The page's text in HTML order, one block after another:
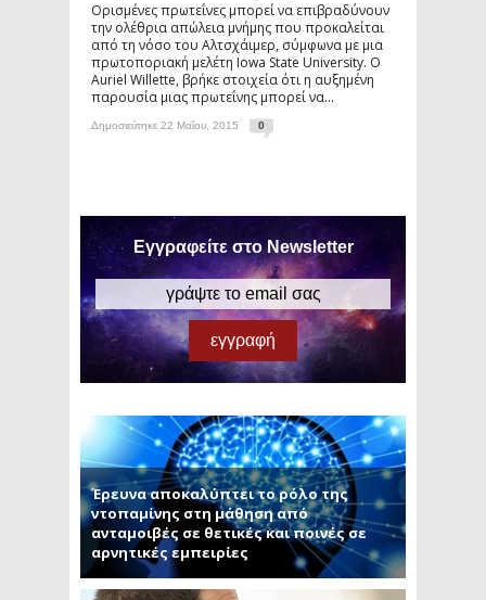
Ορισμένες πρωτεΐνες μπορεί να επιβραδύνουν
την ολέθρια απώλεια μνήμης που προκαλείται
από τη νόσο του Αλτσχάιμερ, σύμφωνα με μια
πρωτοποριακή μελέτη Iowa State University. Ο
Auriel Willette, βρήκε στοιχεία ότι η αυξημένη
παρουσία μιας πρωτεΐνης μπορεί να...
Δημοσιεύτηκε 22 Μαΐου, 2015 0
Εγγραφείτε στο Newsletter
Έρευνα αποκαλύπτει το ρόλο της
ντοπαμίνης στη μάθηση από
ανταμοιβές σε θετικές και ποινές σε
αρνητικές εμπειρίες